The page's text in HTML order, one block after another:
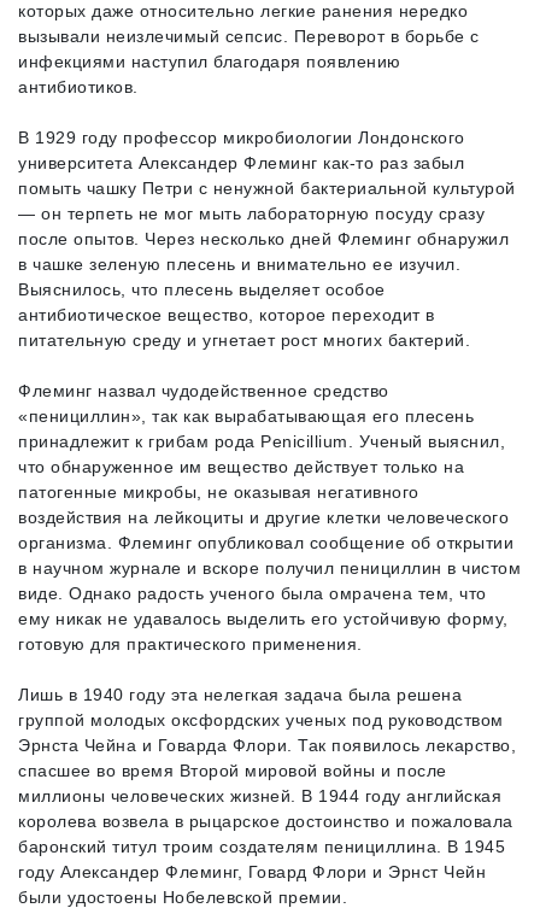
которых даже относительно легкие ранения нередко
вызывали неизлечимый сепсис. Переворот в борьбе с
инфекциями наступил благодаря появлению
антибиотиков.
В 1929 году профессор микробиологии Лондонского
университета Александер Флеминг как-то раз забыл
помыть чашку Петри с ненужной бактериальной культурой
— он терпеть не мог мыть лабораторную посуду сразу
после опытов. Через несколько дней Флеминг обнаружил
в чашке зеленую плесень и внимательно ее изучил.
Выяснилось, что плесень выделяет особое
антибиотическое вещество, которое переходит в
питательную среду и угнетает рост многих бактерий.
Флеминг назвал чудодейственное средство
«пенициллин», так как вырабатывающая его плесень
принадлежит к грибам рода Penicillium. Ученый выяснил,
что обнаруженное им вещество действует только на
патогенные микробы, не оказывая негативного
воздействия на лейкоциты и другие клетки человеческого
организма. Флеминг опубликовал сообщение об открытии
в научном журнале и вскоре получил пенициллин в чистом
виде. Однако радость ученого была омрачена тем, что
ему никак не удавалось выделить его устойчивую форму,
готовую для практического применения.
Лишь в 1940 году эта нелегкая задача была решена
группой молодых оксфордских ученых под руководством
Эрнста Чейна и Говарда Флори. Так появилось лекарство,
спасшее во время Второй мировой войны и после
миллионы человеческих жизней. В 1944 году английская
королева возвела в рыцарское достоинство и пожаловала
баронский титул троим создателям пенициллина. В 1945
году Александер Флеминг, Говард Флори и Эрнст Чейн
были удостоены Нобелевской премии.